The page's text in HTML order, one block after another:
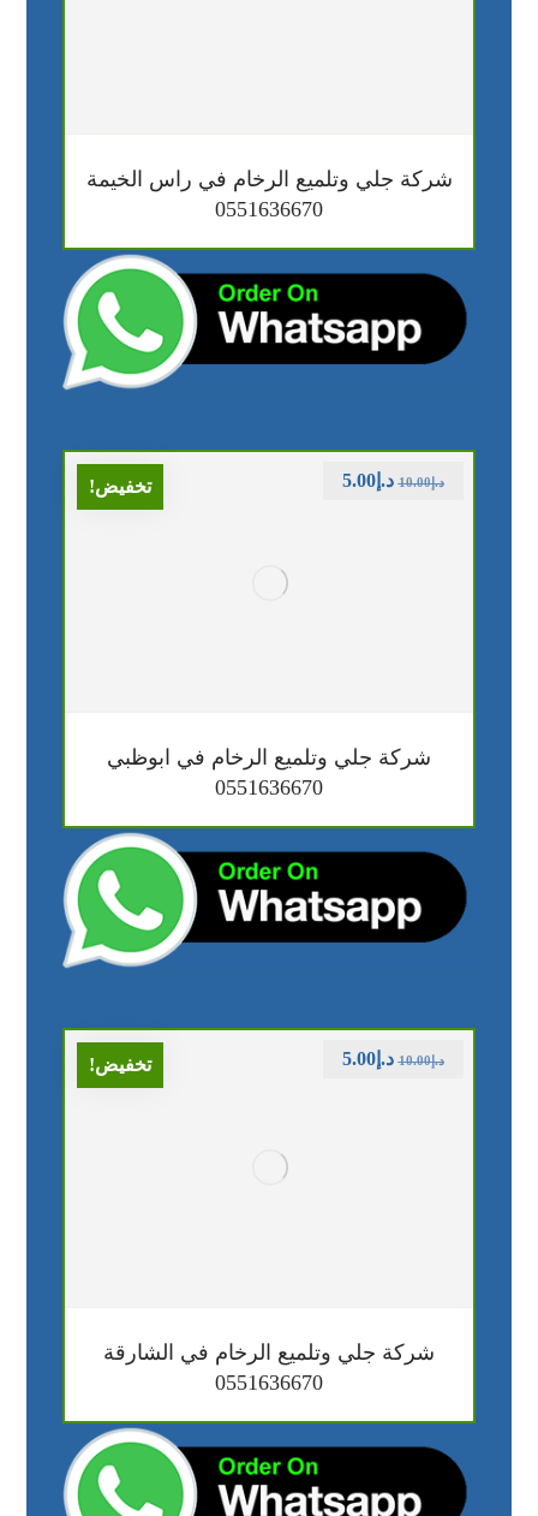
شركة جلي وتلميع الرخام في راس الخيمة
0551636670
تخفيض!
شركة جلي وتلميع الرخام في ابوظبي
0551636670
د.إ10.00 د.إ5.00
تخفيض!
شركة جلي وتلميع الرخام في الشارقة
0551636670
د.إ10.00 د.إ5.00